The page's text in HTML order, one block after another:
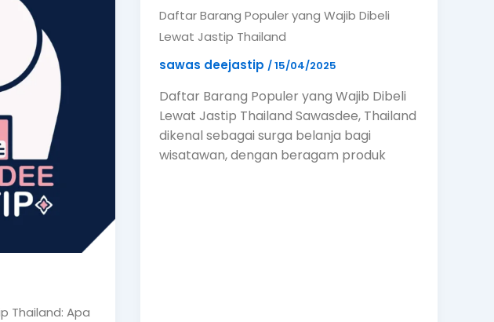
Thailand: Apa
Daftar Barang Populer yang Wajib Dibeli
Lewat Jastip Thailand
sawas deejastip /15/04/2025
Daftar Barang Populer yang Wajib Dibeli
Lewat Jastip Thailand Sawasdee, Thailand
dikenal sebagai surga belanja bagi
wisatawan, dengan beragam produk